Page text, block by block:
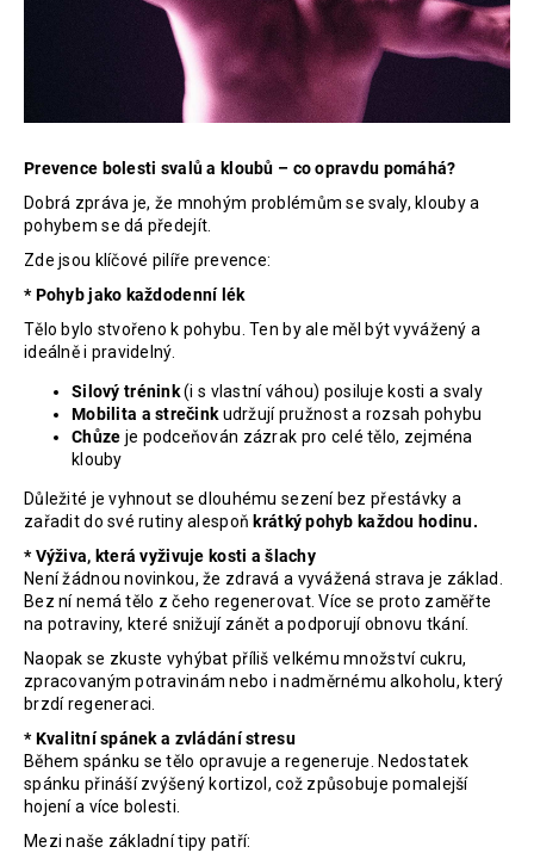
Prevence bolesti svalů a kloubů – co opravdu pomáhá?
Dobrá zpráva je, že mnohým problémům se svaly, klouby a
pohybem se dá předejít.
Zde jsou klíčové pilíře prevence:
* Pohyb jako každodenní lék
Tělo bylo stvořeno k pohybu. Ten by ale měl být vyvážený a
ideálně i pravidelný.
Silový trénink(i s vlastní váhou) posiluje kosti a svaly
Mobilita a strečinkudržují pružnost a rozsah pohybu
Chůze je podceňován zázrak pro celé tělo, zejména
klouby
Důležité je vyhnout se dlouhému sezení bez přestávky a
zařadit do své rutiny alespoň krátký pohyb každou hodinu.
* Výživa, která vyživuje kosti a šlachy
Není žádnou novinkou, že zdravá a vyvážená strava je základ.
Bez ní nemá tělo z čeho regenerovat. Více se proto zaměřte
na potraviny, které snižují zánět a podporují obnovu tkání.
Naopak se zkuste vyhýbat příliš velkému množství cukru,
zpracovaným potravinám nebo i nadměrnému alkoholu, který
brzdí regeneraci.
* Kvalitní spánek a zvládání stresu
Během spánku se tělo opravuje a regeneruje. Nedostatek
spánku přináší zvýšený kortizol, což způsobuje pomalejší
hojení a více bolesti.
Mezi naše základní tipy patří: